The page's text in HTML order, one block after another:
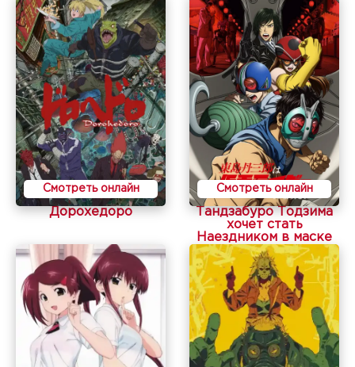
Смотреть онлайн
Дорохедоро
Смотреть онлайн
Тандзабуро Тодзима
хочет стать
Наездником в маске